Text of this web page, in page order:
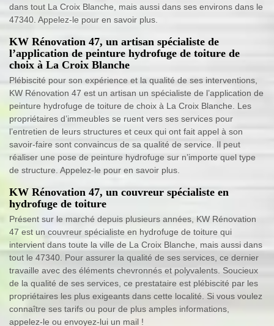
dans tout La Croix Blanche, mais aussi dans ses environs dans le
47340. Appelez-le pour en savoir plus.
KW Rénovation 47, un artisan spécialiste de
l’application de peinture hydrofuge de toiture de
choix à La Croix Blanche
Plébiscité pour son expérience et la qualité de ses interventions,
KW Rénovation 47 est un artisan un spécialiste de l’application de
peinture hydrofuge de toiture de choix à La Croix Blanche. Les
propriétaires d’immeubles se ruent vers ses services pour
l’entretien de leurs structures et ceux qui ont fait appel à son
savoir-faire sont convaincus de sa qualité de service. Il peut
réaliser une pose de peinture hydrofuge sur n’importe quel type
de structure. Appelez-le pour en savoir plus.
KW Rénovation 47, un couvreur spécialiste en
hydrofuge de toiture
Présent sur le marché depuis plusieurs années, KW Rénovation
47 est un couvreur spécialiste en hydrofuge de toiture qui
intervient dans toute la ville de La Croix Blanche, mais aussi dans
tout le 47340. Pour assurer la qualité de ses services, ce dernier
travaille avec des éléments chevronnés et polyvalents. Soucieux
de la qualité de ses services, ce prestataire est plébiscité par les
propriétaires les plus exigeants dans cette localité. Si vous voulez
connaître ses tarifs ou pour de plus amples informations,
appelez-le ou envoyez-lui un mail !